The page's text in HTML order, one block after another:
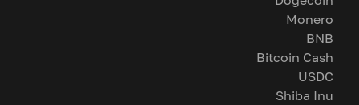
Monero
BNB
Bitcoin Cash
USDC
Shiba Inu